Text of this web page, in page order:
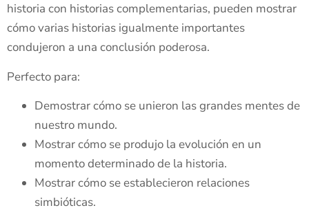
historia con historias complementarias, pueden mostrar
cómo varias historias igualmente importantes
condujeron a una conclusión poderosa.
Perfecto para:
Demostrar cómo se unieron las grandes mentes de
nuestro mundo.
Mostrar cómo se produjo la evolución en un
momento determinado de la historia.
Mostrar cómo se establecieron relaciones
simbióticas.